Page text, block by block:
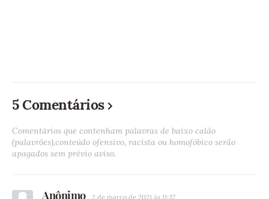
5 Comentários
Comentários que contenham palavras de baixo calão
(palavrões),conteúdo ofensivo, racista ou homofóbico serão
apagados sem prévio aviso.
Anônimo 2 de março de 2021 às 11:37